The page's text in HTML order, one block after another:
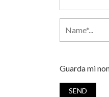
Guarda mi